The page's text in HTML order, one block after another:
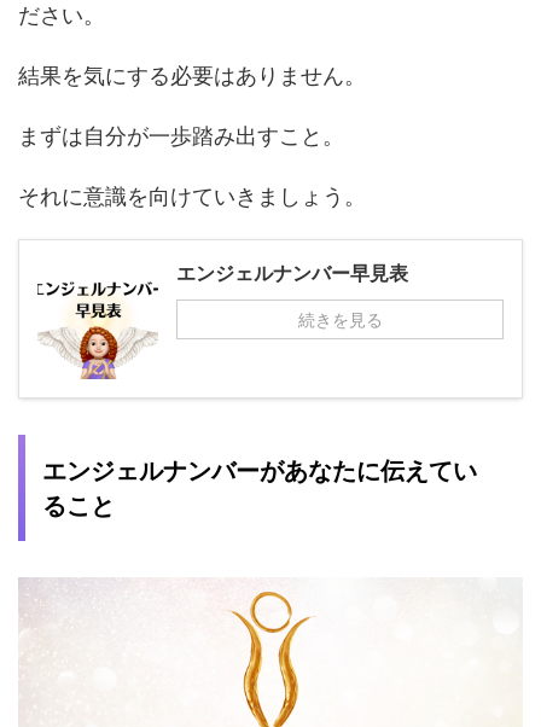
ださい。
結果を気にする必要はありません。
まずは自分が一歩踏み出すこと。
それに意識を向けていきましょう。
エンジェルナンバー早見表
続きを見る
エンジェルナンバーがあなたに伝えてい
ること